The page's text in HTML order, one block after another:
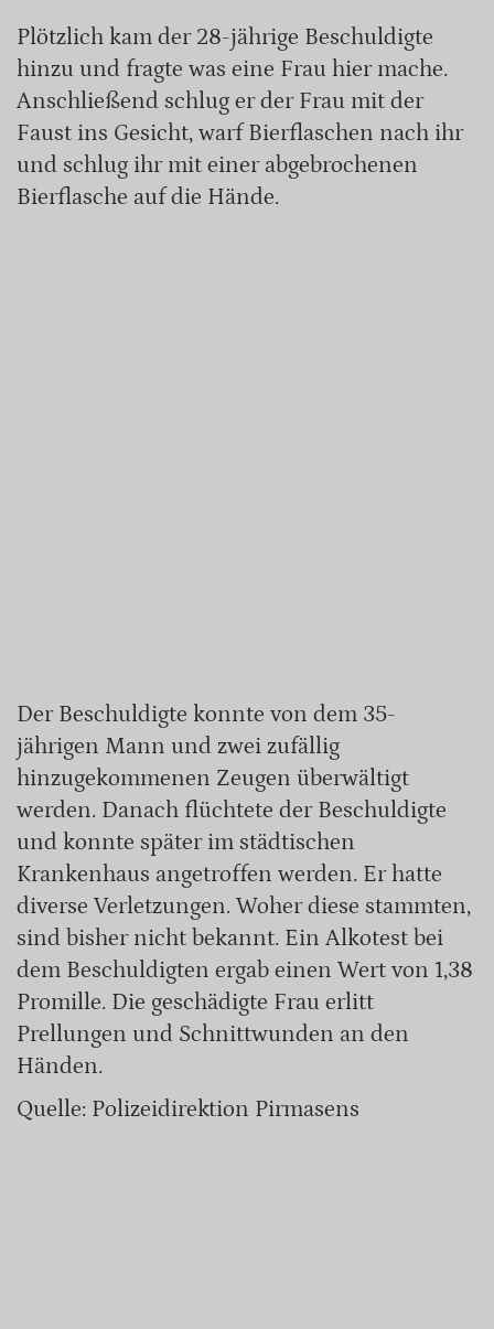
Plötzlich kam der 28-jährige Beschuldigte
hinzu und fragte was eine Frau hier mache.
Anschließend schlug er der Frau mit der
Faust ins Gesicht, warf Bierflaschen nach ihr
und schlug ihr mit einer abgebrochenen
Bierflasche auf die Hände.
Der Beschuldigte konnte von dem 35-
jährigen Mann und zwei zufällig
hinzugekommenen Zeugen überwältigt
werden. Danach flüchtete der Beschuldigte
und konnte später im städtischen
Krankenhaus angetroffen werden. Er hatte
diverse Verletzungen. Woher diese stammten,
sind bisher nicht bekannt. Ein Alkotest bei
dem Beschuldigten ergab einen Wert von 1,38
Promille. Die geschädigte Frau erlitt
Prellungen und Schnittwunden an den
Händen.
Quelle: Polizeidirektion Pirmasens